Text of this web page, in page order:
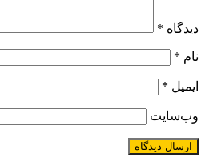
دیدگاه *
نام *
ایمیل *
وب‌سایت